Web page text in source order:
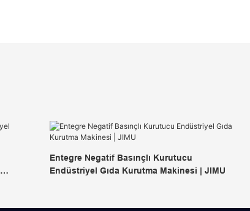
Entegre Negatif Basınçlı Kurutucu
Endüstriyel Gıda Kurutma Makinesi | JIMU